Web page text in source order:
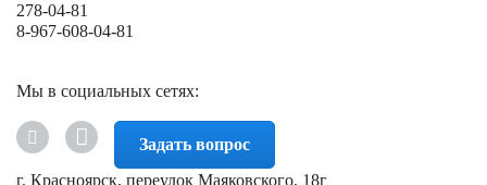
278-04-81
8-967-608-04-81
Мы в социальных сетях:
Задать вопрос
г. Красноярск, переулок Маяковского, 18г